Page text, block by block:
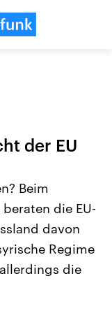
Beiträge,
und
der EU
Beim
die EU-
davon
Regime
die